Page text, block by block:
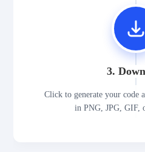
3.
Click to generate your code
in PNG, JPG, GIF,